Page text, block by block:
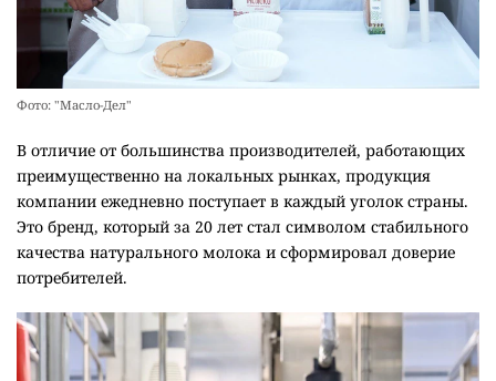
Фото: "Масло-Дел"
В отличие от большинства производителей, работающих
преимущественно на локальных рынках, продукция
компании ежедневно поступает в каждый уголок страны.
Это бренд, который за 20 лет стал символом стабильного
качества натурального молока и сформировал доверие
потребителей.